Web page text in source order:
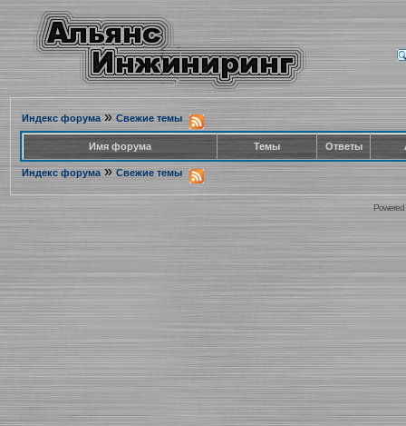
Индекс форума» Свежие темы
Имя форума Темы Ответы
Индекс форума » Свежие темы